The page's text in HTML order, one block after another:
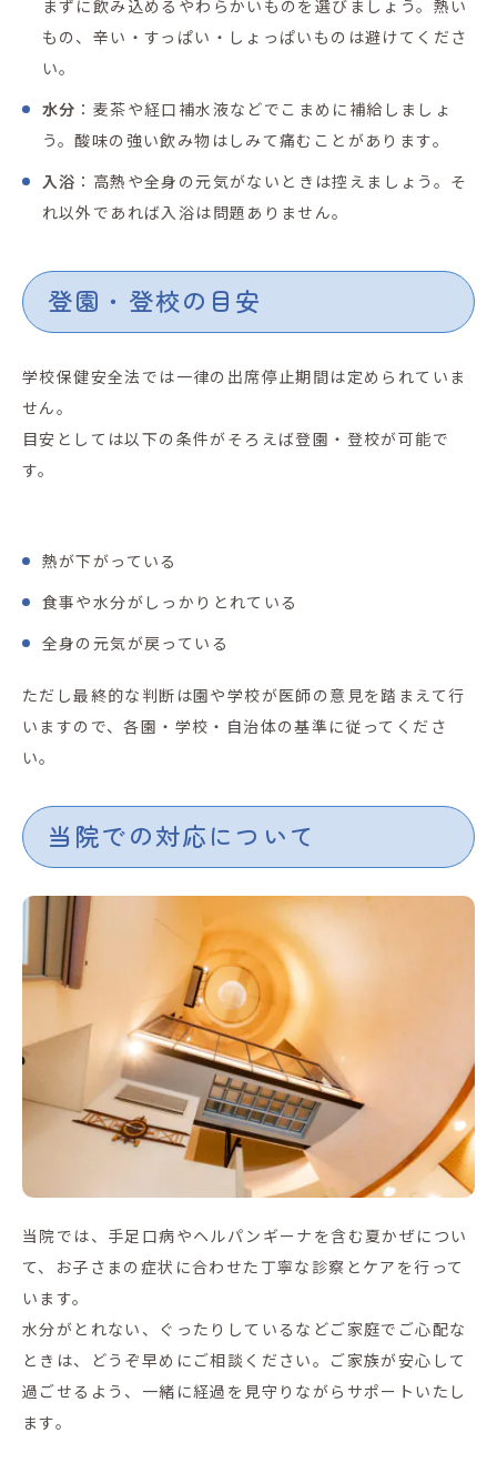
まずに飲み込めるやわらかいものを選びましょう。熱い
もの、辛い・すっぱい・しょっぱいものは避けてくださ
い。
水分 ：麦茶や経口補水液などでこまめに補給しましょ
う。酸味の強い飲み物はしみて痛むことがあります。
入浴 ：高熱や全身の元気がないときは控えましょう。そ
れ以外であれば入浴は問題ありません。
登園・登校の目安
学校保健安全法では一律の出席停止期間は定められていま
せん。
目安としては以下の条件がそろえば登園・登校が可能で
す。
熱が下がっている
食事や水分がしっかりとれている
全身の元気が戻っている
ただし最終的な判断は園や学校が医師の意見を踏まえて行
いますので、各園・学校・自治体の基準に従ってくださ
い。
当院での対応について
当院では、手足口病やヘルパンギーナを含む夏かぜについ
て、お子さまの症状に合わせた丁寧な診察とケアを行って
います。
水分がとれない、ぐったりしているなどご家庭でご心配な
ときは、どうぞ早めにご相談ください。ご家族が安心して
過ごせるよう、一緒に経過を見守りながらサポートいたし
ます。